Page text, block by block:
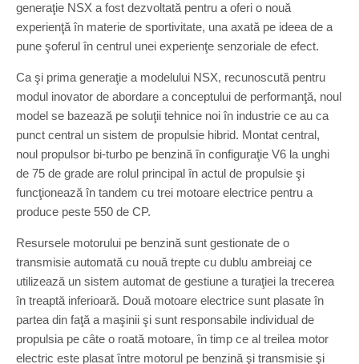
generaţie NSX a fost dezvoltată pentru a oferi o nouă
experienţă în materie de sportivitate, una axată pe ideea de a
pune şoferul în centrul unei experienţe senzoriale de efect.
Ca şi prima generaţie a modelului NSX, recunoscută pentru
modul inovator de abordare a conceptului de performanţă, noul
model se bazează pe soluţii tehnice noi în industrie ce au ca
punct central un sistem de propulsie hibrid. Montat central,
noul propulsor bi-turbo pe benzină în configuraţie V6 la unghi
de 75 de grade are rolul principal în actul de propulsie şi
funcţionează în tandem cu trei motoare electrice pentru a
produce peste 550 de CP.
Resursele motorului pe benzină sunt gestionate de o
transmisie automată cu nouă trepte cu dublu ambreiaj ce
utilizează un sistem automat de gestiune a turaţiei la trecerea
în treaptă inferioară. Două motoare electrice sunt plasate în
partea din faţă a maşinii şi sunt responsabile individual de
propulsia pe câte o roată motoare, în timp ce al treilea motor
electric este plasat între motorul pe benzină şi transmisie şi